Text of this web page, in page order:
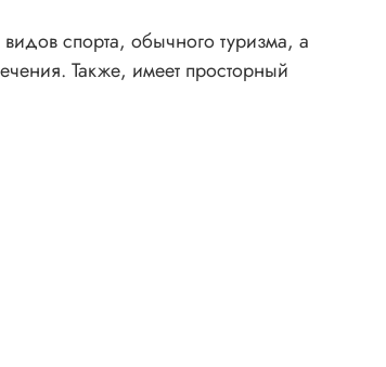
см - 220 x 135/95 х 115
спорта, обычного туризма, а
Также, имеет просторный